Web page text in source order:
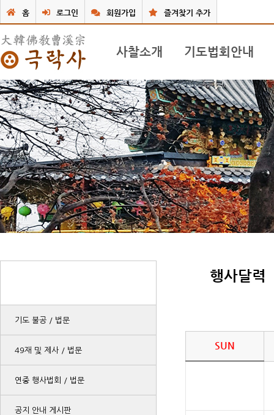
홈 로그인 회원가입 즐겨찾기 추가
사찰소개
극락사 소개
주지스님 인사말
불사안내
사찰둘러보기
사찰앨범
동영상
찾아오시는 길
기도법회안내
기도 불공 / 법문
49재 및 재사 / 법문
연중 행사법회 / 법문
공지 안내 게시판
행사달력
질문/답변게시판
기도 불공 / 법문
49재 및 제사 / 법문
연중 행사법회 / 법문
공지 안내 게시판
행사달력
SUN